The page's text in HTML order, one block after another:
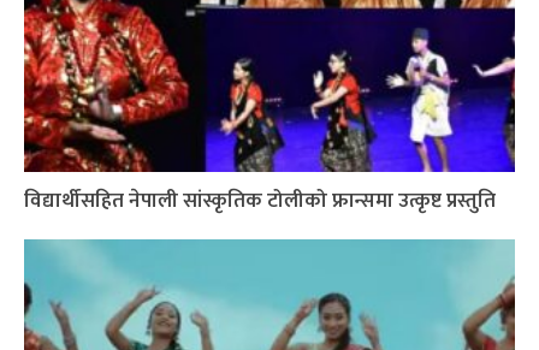
विद्यार्थीसहित नेपाली सांस्कृतिक टोलीको फ्रान्समा उत्कृष्ट प्रस्तुति